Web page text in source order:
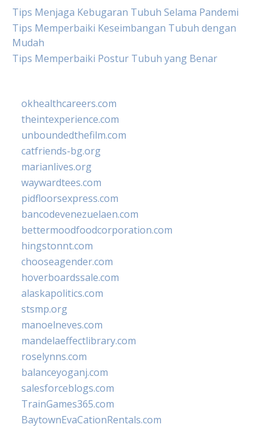
Tips Menjaga Kebugaran Tubuh Selama Pandemi
Tips Memperbaiki Keseimbangan Tubuh dengan
Mudah
Tips Memperbaiki Postur Tubuh yang Benar
okhealthcareers.com
theintexperience.com
unboundedthefilm.com
catfriends-bg.org
marianlives.org
waywardtees.com
pidfloorsexpress.com
bancodevenezuelaen.com
bettermoodfoodcorporation.com
hingstonnt.com
chooseagender.com
hoverboardssale.com
alaskapolitics.com
stsmp.org
manoelneves.com
mandelaeffectlibrary.com
roselynns.com
balanceyoganj.com
salesforceblogs.com
TrainGames365.com
BaytownEvaCationRentals.com